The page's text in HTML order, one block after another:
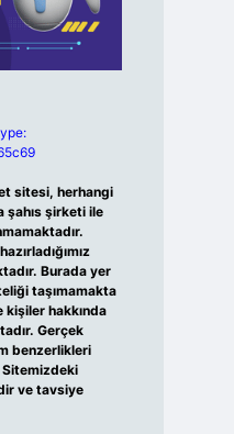
sitesi, herhangi
şahıs şirketi ile
Burada yer
taşımamakta
hakkında
Gerçek
benzerlikleri
ve tavsiye